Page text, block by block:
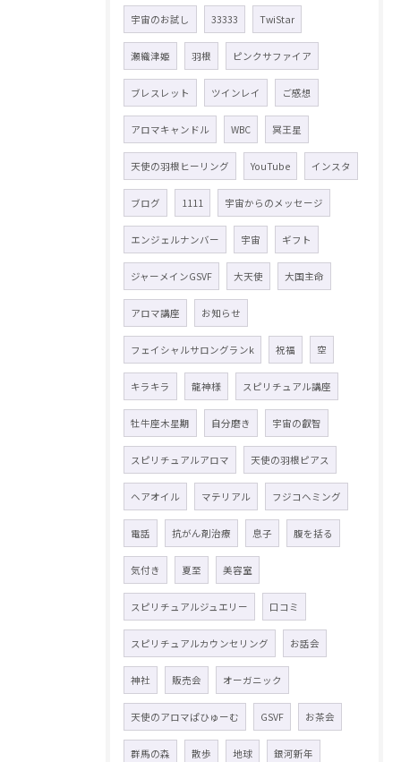
宇宙のお試し 33333 TwiStar
瀬織津姫 羽根 ピンクサファイア
ブレスレット ツインレイ ご感想
アロマキャンドル WBC 冥王星
天使の羽根ヒーリング YouTube インスタ
ブログ 1111 宇宙からのメッセージ
エンジェルナンバー 宇宙 ギフト
ジャーメインGSVF 大天使 大国主命
アロマ講座 お知らせ
フェイシャルサロングランk 祝福 空
キラキラ 龍神様 スピリチュアル講座
牡牛座木星期 自分磨き 宇宙の叡智
スピリチュアルアロマ 天使の羽根ピアス
ヘアオイル マテリアル フジコヘミング
電話 抗がん剤治療 息子 腹を括る
気付き 夏至 美容室
スピリチュアルジュエリー 口コミ
スピリチュアルカウンセリング お話会
神社 販売会 オーガニック
天使のアロマぱひゅーむ GSVF お茶会
群馬の森 散歩 地球 銀河新年